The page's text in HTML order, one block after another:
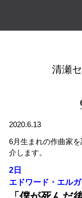
清瀬
2020.6.13
6月生まれの作曲家
介します。
2日
エドワード・エルガ